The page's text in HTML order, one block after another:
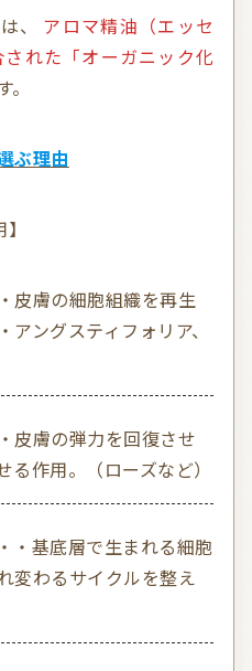
、 アロマ精油（エッセ
れた「オーガニック化
。
ぶ理由
皮膚の細胞組織を再生
ングスティフォリア、
皮膚の弾力を回復させ
る作用。（ローズなど）
・基底層で生まれる細胞
変わるサイクルを整え